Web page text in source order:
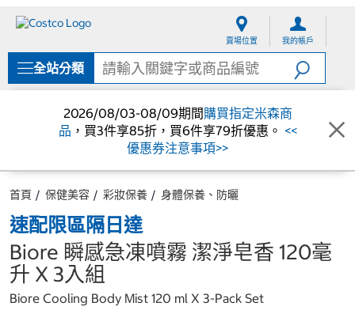
單
賣場位置 我的帳戶
全站分類
2026/08/03-08/09期間購買指定米森商
品 ，買3件享85折，買6件享79折優惠。 <<
優惠券注意事項>>
首頁 保健美容 彩妝保養 身體保養、防曬
速配限區隔日達
Biore 瞬感急凍噴霧 潔淨皂香 120毫
升 X 3入組
Biore Cooling Body Mist 120 ml X 3-Pack Set